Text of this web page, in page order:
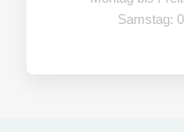
Samstag: